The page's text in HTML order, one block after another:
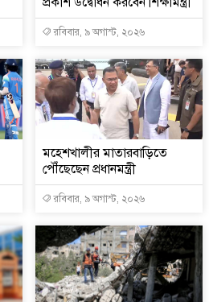
রবিবার, ৯ অগাস্ট, ২০২৬
মহেশখালীর মাতারবাড়িতে
পৌঁছেছেন প্রধানমন্ত্রী
রবিবার, ৯ অগাস্ট, ২০২৬